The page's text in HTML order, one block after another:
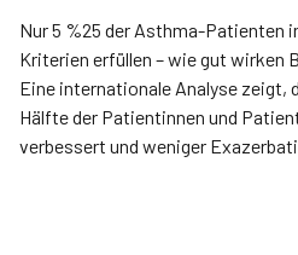
Nur 5 %25 der Asthma-Patienten
Kriterien erfüllen – wie gut wirken
Eine internationale Analyse zeigt,
Hälfte der Patientinnen und
verbessert und weniger